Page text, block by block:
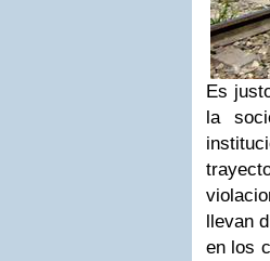
Es
la
llevan
en los